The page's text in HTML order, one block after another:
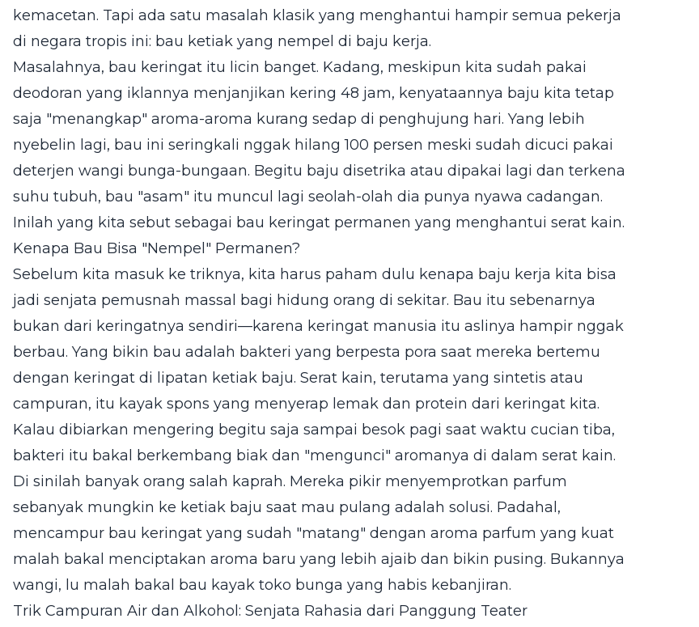
kemacetan. Tapi ada satu masalah klasik yang menghantui hampir semua pekerja
di negara tropis ini: bau ketiak yang nempel di baju kerja.
Masalahnya, bau keringat itu licin banget. Kadang, meskipun kita sudah pakai
deodoran yang iklannya menjanjikan kering 48 jam, kenyataannya baju kita tetap
saja "menangkap" aroma-aroma kurang sedap di penghujung hari. Yang lebih
nyebelin lagi, bau ini seringkali nggak hilang 100 persen meski sudah dicuci pakai
deterjen wangi bunga-bungaan. Begitu baju disetrika atau dipakai lagi dan terkena
suhu tubuh, bau "asam" itu muncul lagi seolah-olah dia punya nyawa cadangan.
Inilah yang kita sebut sebagai bau keringat permanen yang menghantui serat kain.
Kenapa Bau Bisa "Nempel" Permanen?
Sebelum kita masuk ke triknya, kita harus paham dulu kenapa baju kerja kita bisa
jadi senjata pemusnah massal bagi hidung orang di sekitar. Bau itu sebenarnya
bukan dari keringatnya sendiri—karena keringat manusia itu aslinya hampir nggak
berbau. Yang bikin bau adalah bakteri yang berpesta pora saat mereka bertemu
dengan keringat di lipatan ketiak baju. Serat kain, terutama yang sintetis atau
campuran, itu kayak spons yang menyerap lemak dan protein dari keringat kita.
Kalau dibiarkan mengering begitu saja sampai besok pagi saat waktu cucian tiba,
bakteri itu bakal berkembang biak dan "mengunci" aromanya di dalam serat kain.
Di sinilah banyak orang salah kaprah. Mereka pikir menyemprotkan parfum
sebanyak mungkin ke ketiak baju saat mau pulang adalah solusi. Padahal,
mencampur bau keringat yang sudah "matang" dengan aroma parfum yang kuat
malah bakal menciptakan aroma baru yang lebih ajaib dan bikin pusing. Bukannya
wangi, lu malah bakal bau kayak toko bunga yang habis kebanjiran.
Trik Campuran Air dan Alkohol: Senjata Rahasia dari Panggung Teater